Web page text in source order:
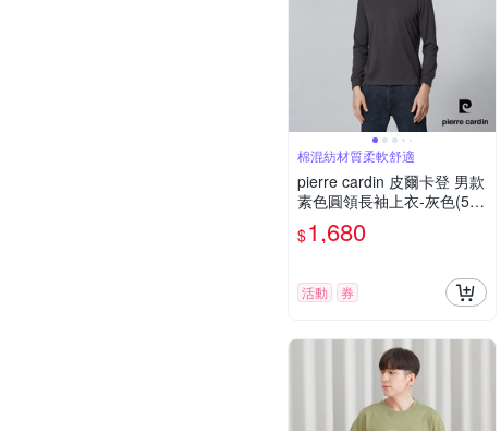
棉混紡材質柔軟舒適
pierre cardin 皮爾卡登 男款
素色圓領長袖上衣-灰色(524
5260-96)
$1,680
活動 券